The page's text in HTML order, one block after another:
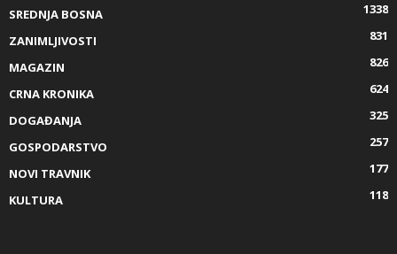
SREDNJA BOSNA
1338
ZANIMLJIVOSTI
831
MAGAZIN
826
CRNA KRONIKA
624
DOGAĐANJA
325
GOSPODARSTVO
257
NOVI TRAVNIK
177
KULTURA
118